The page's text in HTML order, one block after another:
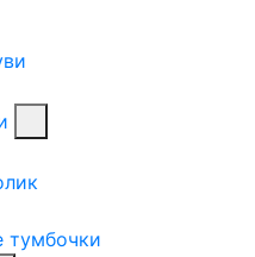
тумбочки